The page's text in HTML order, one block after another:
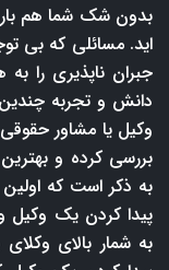
بدون شک شما هم
اید. مسائلی که بی
جبران ناپذیری را
دانش و تجربه
وکیل یا مشاور
بررسی کرده و بهترین
به ذکر است که
پیدا کردن یک وکیل
به شمار بالای